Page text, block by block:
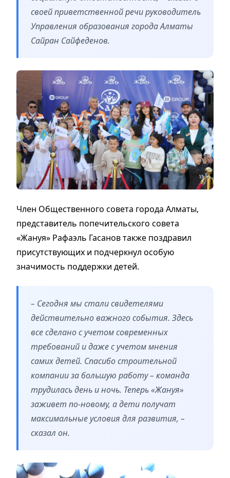
своей приветственной речи руководитель
Управления образования города Алматы
Сайран Сайфеденов.
Член Общественного совета города Алматы,
представитель попечительского совета
«Жануя» Рафаэль Гасанов также поздравил
присутствующих и подчеркнул особую
значимость поддержки детей.
– Сегодня мы стали свидетелями
действительно важного события. Здесь
все сделано с учетом современных
требований и даже с учетом мнения
самих детей. Спасибо строительной
компании за большую работу – команда
трудилась день и ночь. Теперь «Жануя»
заживет по-новому, а дети получат
максимальные условия для развития, –
сказал он.